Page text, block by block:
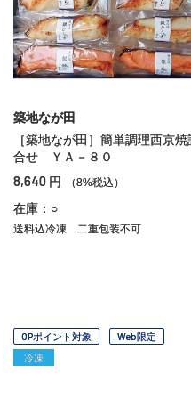
築地なが田
［築地なが田］簡単調理西京焼
合せ ＹＡ－８０
8,640 円 （8%税込）
在庫：○
送料込冷凍 二重包装不可
OPポイント対象
Web限定
冷凍